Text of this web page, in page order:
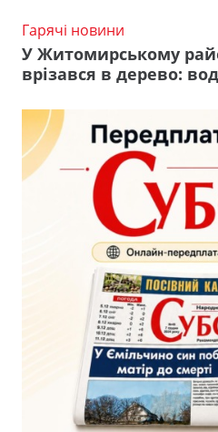
Гарячі новини
У Житомирському
врізався в дерево: